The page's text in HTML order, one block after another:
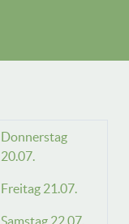
Donnerstag
20.07.
Freitag 21.07.
Samstag 22.07.